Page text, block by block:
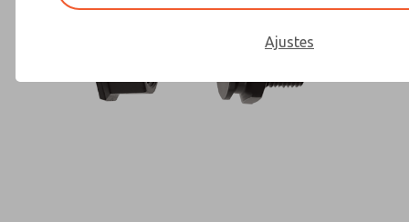
Contact ROSS Mexico for
Ajustes